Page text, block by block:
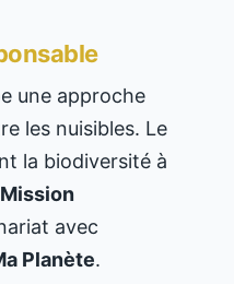
une approche
les nuisibles. Le
la biodiversité à
Mission
avec
Planète.